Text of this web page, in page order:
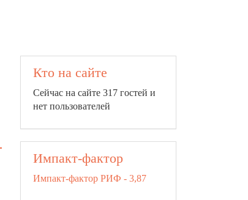
Кто на сайте
Сейчас на сайте 317 гостей и
нет пользователей
Импакт-фактор
Импакт-фактор РИФ - 3,87